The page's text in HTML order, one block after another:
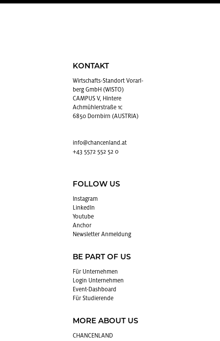
KONTAKT
Wirt­schafts-Stand­ort Vor­arl­
berg GmbH (WISTO)
CAMPUS V, Hintere
Achmühlerstraße 1c
6850 Dornbirn (AUSTRIA)
info@​chancenland.​at
+43 5572 552 52 0
FOLLOW US
In­sta­gram
Lin­kedIn
You­tube
An­chor
News­let­ter An­mel­dung
BE PART OF US
Für Un­ter­neh­men
Login Un­ter­neh­men
Event-Da­sh­board
Für Stu­die­ren­de
MORE ABOUT US
CHAN­CEN­LAND